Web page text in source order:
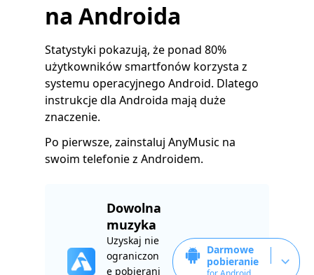
na Androida
Statystyki pokazują, że ponad 80%
użytkowników smartfonów korzysta z
systemu operacyjnego Android. Dlatego
instrukcje dla Androida mają duże
znaczenie.
Po pierwsze, zainstaluj AnyMusic na
swoim telefonie z Androidem.
Dowolna
muzyka
Uzyskaj nie
ograniczon
e pobierani
Darmowe
pobieranie